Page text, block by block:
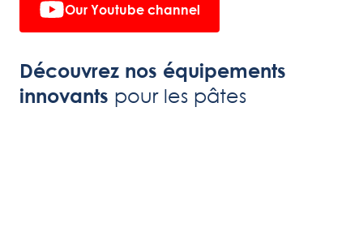
Our Youtube channel
Découvrez nos équipements
innovants pour les pâtes